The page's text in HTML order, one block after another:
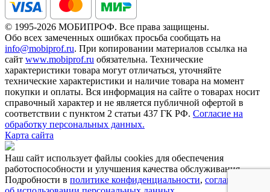
© 1995-2026 МОБИПРОФ. Все права защищены.
Обо всех замеченных ошибках просьба сообщать на
info@mobiprof.ru. При копировании материалов ссылка на
сайт www.mobiprof.ru обязательна. Технические
характеристики товара могут отличаться, уточняйте
технические характеристики и наличие товара на момент
покупки и оплаты. Вся информация на сайте о товарах носит
справочный характер и не является публичной офертой в
соответствии с пунктом 2 статьи 437 ГК РФ. Согласие на
обработку персональных данных.
Карта сайта
Наш сайт использует файлы cookies для обеспечения
работоспособности и улучшения качества обслуживания.
Подробности в политике конфиденциальности, соглашении